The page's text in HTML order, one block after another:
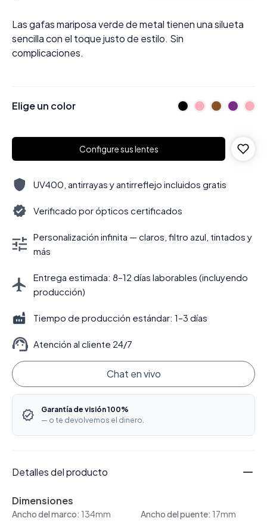
Las gafas mariposa verde de metal tienen una silueta
sencilla con el toque justo de estilo. Sin
complicaciones.
Elige un color
Configure sus lentes
UV400, antirrayas y antirreflejo incluidos gratis
Verificado por ópticos certificados
Personalización infinita — claros, filtro azul, tintados y
más
Entrega estimada: 8–12 días laborables (incluyendo
producción)
Tiempo de producción estándar: 1–3 días
Atención al cliente 24/7
Chat en vivo
Garantía de visión 100%
— o te devolvemos el dinero.
Detalles del producto
Dimensiones
Ancho del marco: 134mm Ancho del puente: 17mm